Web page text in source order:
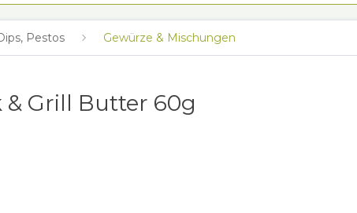
Pestos Gewürze & Mischungen
& Grill Butter 60g